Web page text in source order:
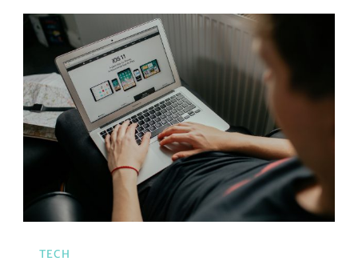
TECH